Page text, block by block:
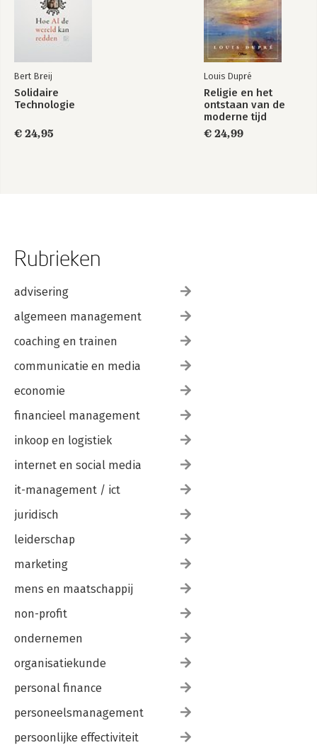
Bert Breij
Solidaire
Technologie
€ 24,95
Louis Dupré
Religie en het
ontstaan van de
moderne tijd
€ 24,99
Rubrieken
advisering
algemeen management
coaching en trainen
communicatie en media
economie
financieel management
inkoop en logistiek
internet en social media
it-management / ict
juridisch
leiderschap
marketing
mens en maatschappij
non-profit
ondernemen
organisatiekunde
personal finance
personeelsmanagement
persoonlijke effectiviteit